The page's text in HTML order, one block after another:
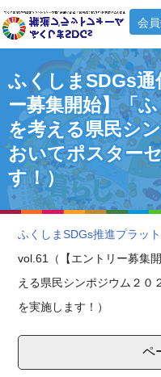
会
ふくしまSDGs通
ー募集開始】「
を考える県民シ
おいてポスター
す！）
ふくしまSDGs推進プラッ
vol.61（【エントリー募集
える県民シンポジウム２０
を実施します！）
ペ